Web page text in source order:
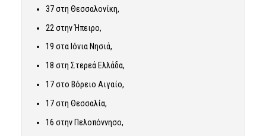
37 στη Θεσσαλονίκη,
22 στην Ήπειρο,
19 στα Ιόνια Νησιά,
18 στη Στερεά Ελλάδα,
17 στο Βόρειο Αιγαίο,
17 στη Θεσσαλία,
16 στην Πελοπόννησο,